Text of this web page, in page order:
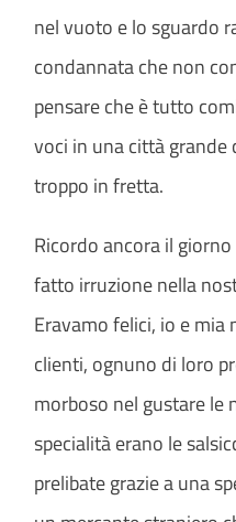
nel vuoto e lo sguardo
condannata che non
pensare che è tutto
voci in una città grande
troppo in fretta.
Ricordo ancora il
fatto irruzione nella
Eravamo felici, io e
clienti, ognuno di loro
morboso nel gustare le
specialità erano le
prelibate grazie a una